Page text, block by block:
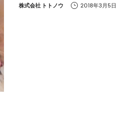
by
株式会社 トトノウ 2018年3月5日